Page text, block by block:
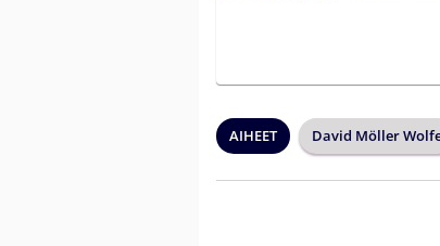
AIHEET David Möller